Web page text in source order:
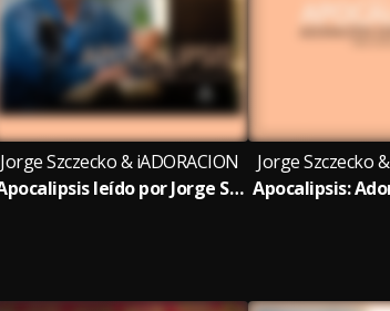
Jorge Szczecko & iADORACION
Apocalipsis leído por Jorge Szczecko
Jorge Szczecko